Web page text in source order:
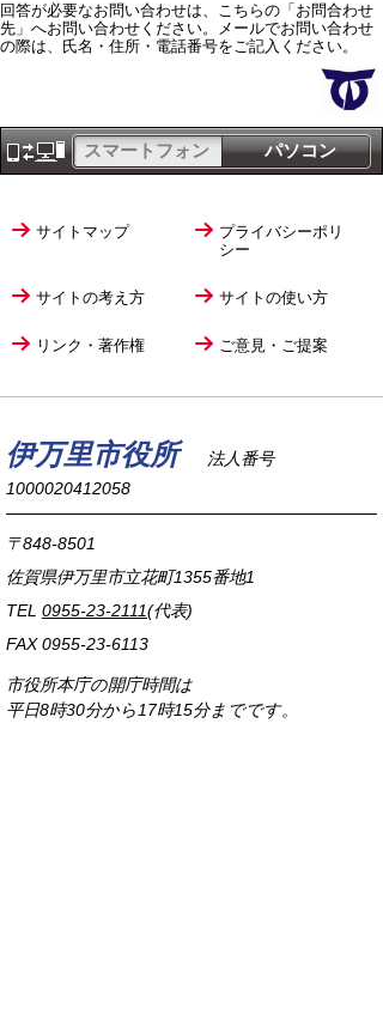
回答が必要なお問い合わせは、こちらの「お問合わせ
先」へお問い合わせください。メールでお問い合わせ
の際は、氏名・住所・電話番号をご記入ください。
パソコン
スマートフォン
サイトマップ
プライバシーポリ
シー
サイトの考え方 サイトの使い方
リンク・著作権 ご意見・ご提案
伊万里市役所
法人番号
1000020412058
〒848-8501
佐賀県伊万里市立花町1355番地1
TEL 0955-23-2111(代表)
FAX 0955-23-6113
市役所本庁の開庁時間は
平日8時30分から17時15分までです。